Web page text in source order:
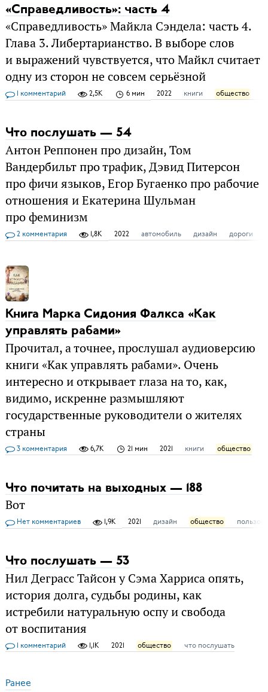
«Справедливость»: часть 4
«Справедливость» Майкла Сэндела: часть 4.
Глава 3. Либертарианство. В выборе слов
и выражений чувствуется, что Майкл считает
одну из сторон не совсем серьёзной
1 комментарий 2,5K 6 мин 2022 книги общество
Что послушать — 54
Антон Реппонен про дизайн, Том
Вандербильт про трафик, Дэвид Питерсон
про фичи языков, Егор Бугаенко про рабочие
отношения и Екатерина Шульман
про феминизм
2 комментария 1,8K 2022 автомобиль дизайн дороги
Книга Марка Сидония Фалкса «Как
управлять рабами»
Прочитал, а точнее, прослушал аудиоверсию
книги «Как управлять рабами». Очень
интересно и открывает глаза на то, как,
видимо, искренне размышляют
государственные руководители о жителях
страны
3 комментария 6,7K 21 мин 2021 книги общество
Что почитать на выходных — 188
Вот
Нет комментариев 1,9K 2021 дизайн общество
Что послушать — 53
Нил Деграсс Тайсон у Сэма Харриса опять,
история долга, судьбы родины, как
истребили натуральную оспу и свобода
от воспитания
1 комментарий 1,1K 2021 общество что послушать
Ранее